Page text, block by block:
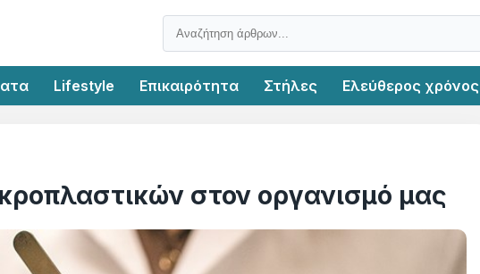
Lifestyle Επικαιρότητα Στήλες Ελεύθερος χρόνος
στον οργανισμό μας